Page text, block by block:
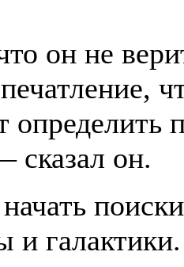
он не
определить
сказал он.
и галактики.